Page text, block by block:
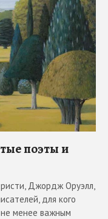
поэты и
Джордж Оруэлл,
для кого
менее важным